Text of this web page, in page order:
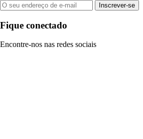
Inscrever-se
Fique conectado
Encontre-nos nas redes sociais